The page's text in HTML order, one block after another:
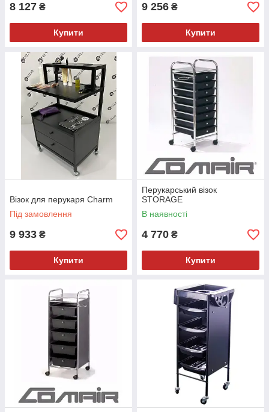
8 127 ₴
Купити
9 256 ₴
Купити
Візок для перукаря Charm
Під замовлення
9 933 ₴
Купити
Перукарський візок
STORAGE
В наявності
4 770 ₴
Купити